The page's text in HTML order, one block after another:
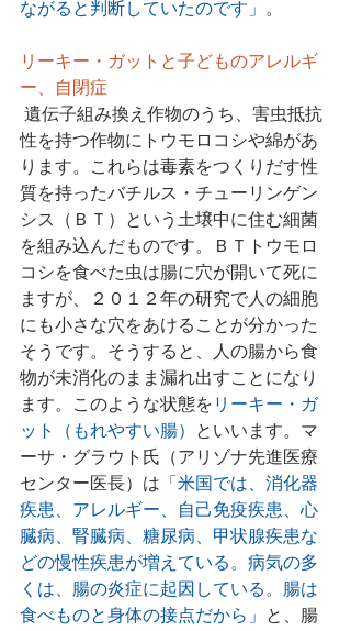
ながると判断していたのです」 。
リーキー・ガットと子どものアレルギ
ー、自閉症
性を持つ作物にトウモロコシや綿があ
ります。これらは毒素をつくりだす性
質を持ったバチルス・チューリンゲン
シス（ＢＴ）という土壌中に住む細菌
を組み込んだものです。ＢＴトウモロ
コシを食べた虫は腸に穴が開いて死に
ますが、２０１２年の研究で人の細胞
にも小さな穴をあけることが分かった
そうです。そうすると、人の腸から食
物が未消化のまま漏れ出すことになり
ます。このような状態を リーキー・ガ
ット（もれやすい腸） といいます。マ
ーサ・グラウト氏（アリゾナ先進医療
センター医長）は 「米国では、消化器
疾患、アレルギー、自己免疫疾患、心
臓病、腎臓病、糖尿病、甲状腺疾患な
どの慢性疾患が増えている。病気の多
くは、腸の炎症に起因している。腸は
食べものと身体の接点だから」 と、腸